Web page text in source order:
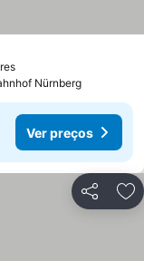
Ver preços
Nürnberg
Ver preços
Partilhar